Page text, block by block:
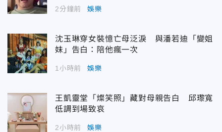
2分鐘前 娛樂
沈玉琳穿女裝憶亡母泛淚 與潘若迪「變姐
妹」告白：陪他瘋一次
1小時前 娛樂
王凱靈堂「燦笑照」藏對母親告白 邱瓈寬
低調到場致哀
2小時前 娛樂